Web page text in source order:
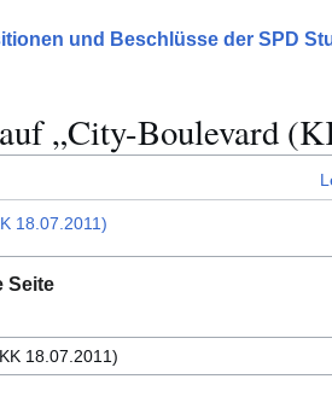
und Beschlüsse der SPD
„City-Boulevard
18.07.2011)
Seite